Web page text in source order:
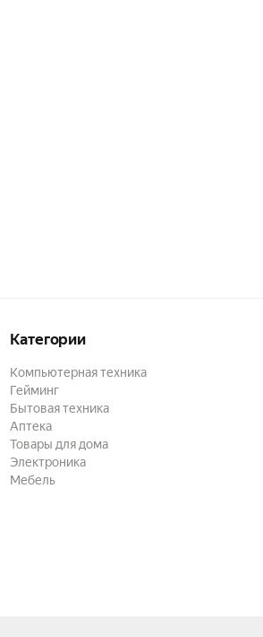
Категории
Компьютерная техника
Гейминг
Бытовая техника
Аптека
Товары для дома
Электроника
Мебель